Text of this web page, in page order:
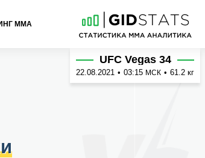
ММА
UFC Vegas 34
22.08.2021 • 03:15 МСК • 61.2 кг